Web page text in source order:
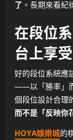
了 。長期來看紀
在段位
台上享
好的段位系統應
——以「勝率」
個段位設計合理
而不是「反映你
HOYA娛樂城的